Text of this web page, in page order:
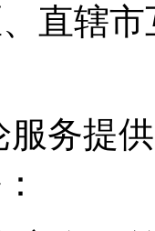
直辖
务提